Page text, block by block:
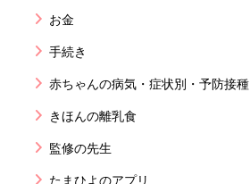
お金
手続き
赤ちゃんの病気・症状別・予防接種
きほんの離乳食
監修の先生
たまひよのアプリ